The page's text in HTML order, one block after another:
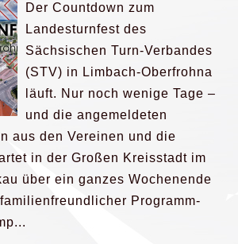
Der Countdown zum
Landesturnfest des
Sächsischen Turn-Verbandes
(STV) in Limbach-Oberfrohna
läuft. Nur noch wenige Tage –
und die angemeldeten
aus den Vereinen und die
in der Großen Kreisstadt im
über ein ganzes Wochenende
Programm-